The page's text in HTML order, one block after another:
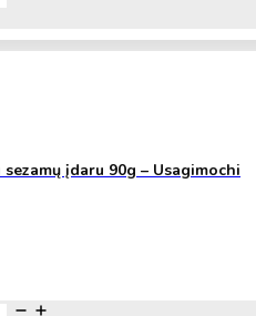
įdaru 90g – Usagimochi